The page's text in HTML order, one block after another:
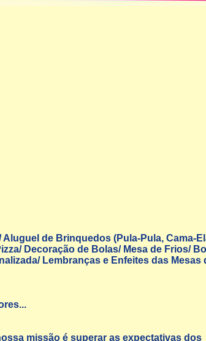
de Brinquedos (Pula-Pula, Cama-
Decoração de Bolas/ Mesa de Frios/
Lembranças e Enfeites das Mesas
missão é superar as expectativas dos